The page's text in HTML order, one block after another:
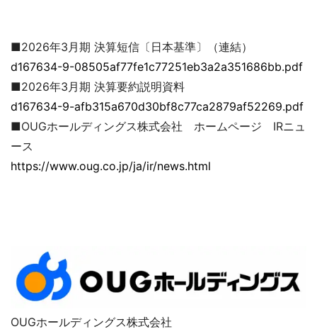
■2026年3月期 決算短信〔日本基準〕（連結）
d167634-9-08505af77fe1c77251eb3a2a351686bb.pdf
■2026年3月期 決算要約説明資料
d167634-9-afb315a670d30bf8c77ca2879af52269.pdf
■OUGホールディングス株式会社 ホームページ IRニュ
ース
https://www.oug.co.jp/ja/ir/news.html
OUGホールディングス株式会社